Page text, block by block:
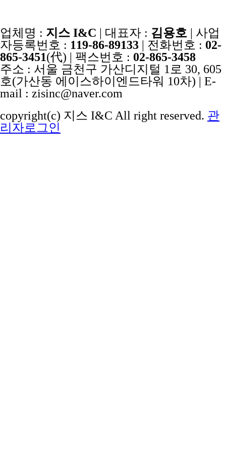
업체명 : 지스 I&C | 대표자 : 김용호
| 사업
자등록번호 : 119-86-89133 | 전화번호 : 02-
865-3451(代) | 팩스번호 : 02-865-3458
주소 : 서울 금천구 가산디지털 1로 30, 605
호(가산동 에이스하이엔드타워 10차) | E-
mail : zisinc@naver.com
copyright(c) 지스 I&C All right reserved. 관
리자로그인